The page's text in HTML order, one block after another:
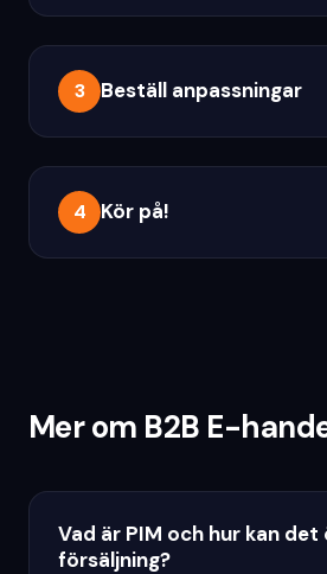
3 Beställ anpassningar
4 Kör på!
Mer om B2B E-
Vad är PIM och hur kan det
försäljning?